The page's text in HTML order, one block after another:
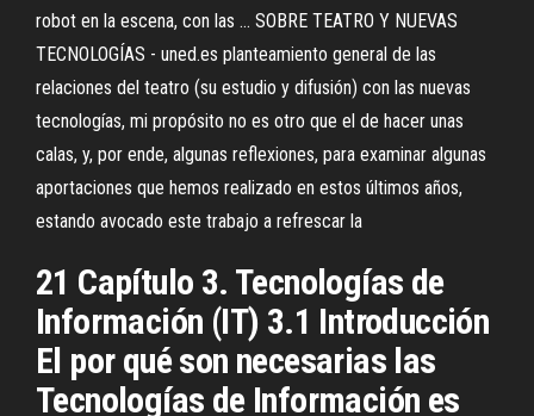
robot en la escena, con las ... SOBRE TEATRO Y NUEVAS
TECNOLOGÍAS - uned.es planteamiento general de las
relaciones del teatro (su estudio y difusión) con las nuevas
tecnologías, mi propósito no es otro que el de hacer unas
calas, y, por ende, algunas reflexiones, para examinar algunas
aportaciones que hemos realizado en estos últimos años,
estando avocado este trabajo a refrescar la
21 Capítulo 3. Tecnologías de
Información (IT) 3.1 Introducción
El por qué son necesarias las
Tecnologías de Información es